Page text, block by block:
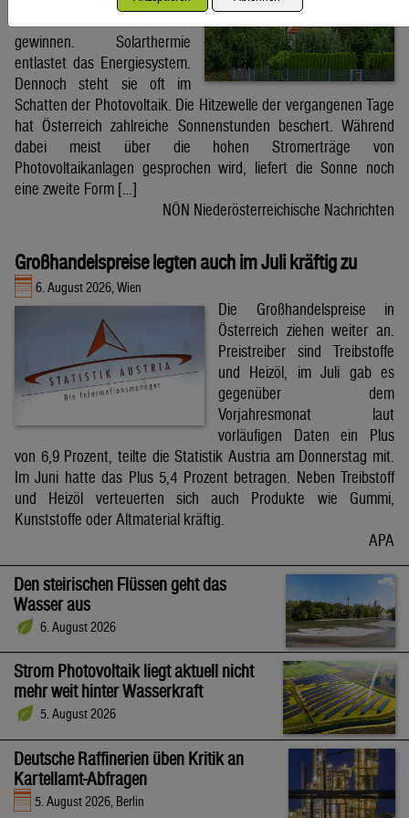
gewinnen. Solarthermie
entlastet das Energiesystem.
Dennoch steht sie oft im
Schatten der Photovoltaik. Die Hitzewelle der vergangenen Tage
hat Österreich zahlreiche Sonnenstunden beschert. Während
dabei meist über die hohen Stromerträge von
Photovoltaikanlagen gesprochen wird, liefert die Sonne noch
eine zweite Form […]
NÖN Niederösterreichische Nachrichten
Großhandelspreise legten auch im Juli kräftig zu
6. August 2026, Wien
Die Großhandelspreise in
Österreich ziehen weiter an.
Preistreiber sind Treibstoffe
und Heizöl, im Juli gab es
gegenüber dem
Vorjahresmonat laut
vorläufigen Daten ein Plus
von 6,9 Prozent, teilte die Statistik Austria am Donnerstag mit.
Im Juni hatte das Plus 5,4 Prozent betragen. Neben Treibstoff
und Heizöl verteuerten sich auch Produkte wie Gummi,
Kunststoffe oder Altmaterial kräftig.
APA
Den steirischen Flüssen geht das
Wasser aus
6. August 2026
Strom Photovoltaik liegt aktuell nicht
mehr weit hinter Wasserkraft
5. August 2026
Deutsche Raffinerien üben Kritik an
Kartellamt-Abfragen
5. August 2026, Berlin